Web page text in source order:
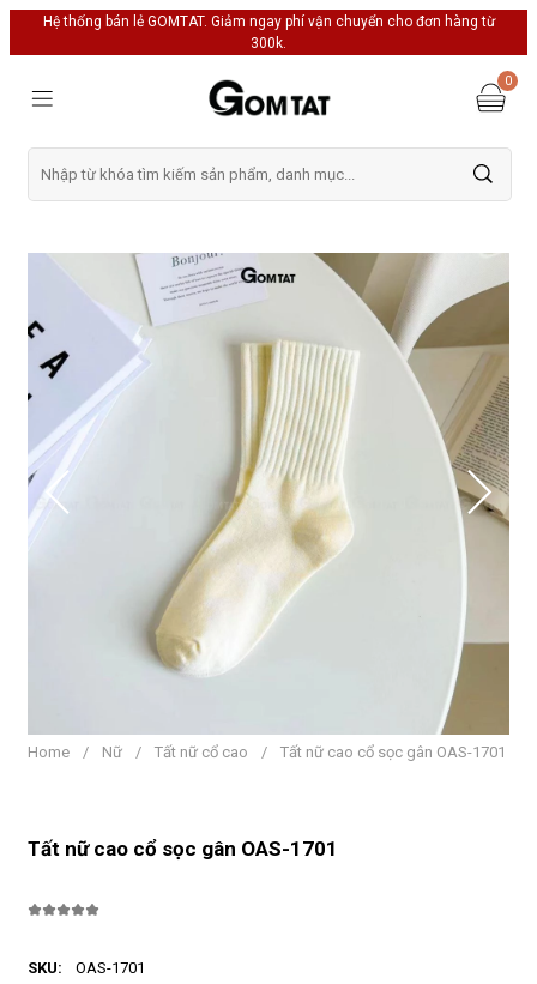
Hệ thống bán lẻ GOMTAT. Giảm ngay phí vận chuyển cho đơn hàng từ
300k.
0
Home / Nữ / Tất nữ cổ cao / Tất nữ cao cổ sọc gân OAS-1701
Tất nữ cao cổ sọc gân OAS-1701
SKU: OAS-1701